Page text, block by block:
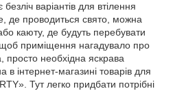
варіантів для втілення
де проводиться свято, можна
каюту, де будуть перебувати
приміщення нагадувало про
просто необхідна яскрава
в інтернет-магазині товарів для
Тут легко придбати потрібні